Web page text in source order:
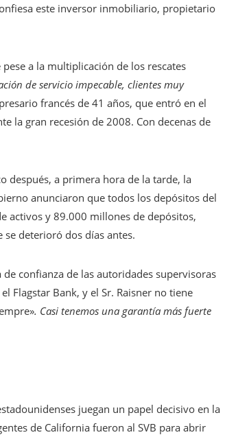
este inversor inmobiliario, propietario
a la multiplicación de los rescates
de servicio impecable, clientes muy
francés de 41 años, que entró en el
la gran recesión de 2008. Con decenas de
después, a primera hora de la tarde, la
anunciaron que todos los depósitos del
activos y 89.000 millones de depósitos,
se deterioró dos días antes.
confianza de las autoridades supervisoras
Flagstar Bank, y el Sr. Raisner no tiene
. Casi tenemos una garantía más fuerte
juegan un papel decisivo en la
de California fueron al SVB para abrir